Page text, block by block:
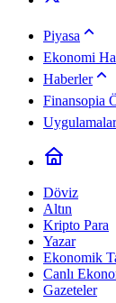
Piyasa
Ekonomi
Haberler
Finansopia
Uygulamalar
Döviz
Altın
Kripto Para
Yazar
Ekonomik
Canlı
Gazeteler